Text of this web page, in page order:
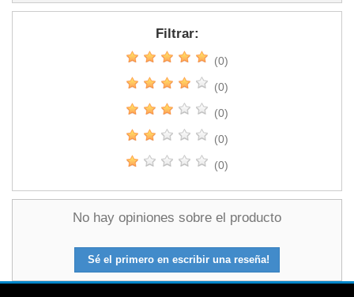
Filtrar:
(0)
(0)
(0)
(0)
(0)
No hay opiniones sobre el producto
Sé el primero en escribir una reseña!